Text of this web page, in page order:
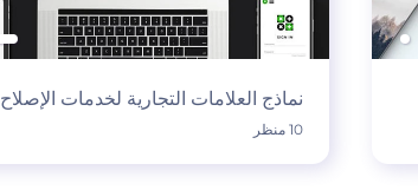
نماذج العلامات التجارية لخدمات الإصلاح
10 منظر